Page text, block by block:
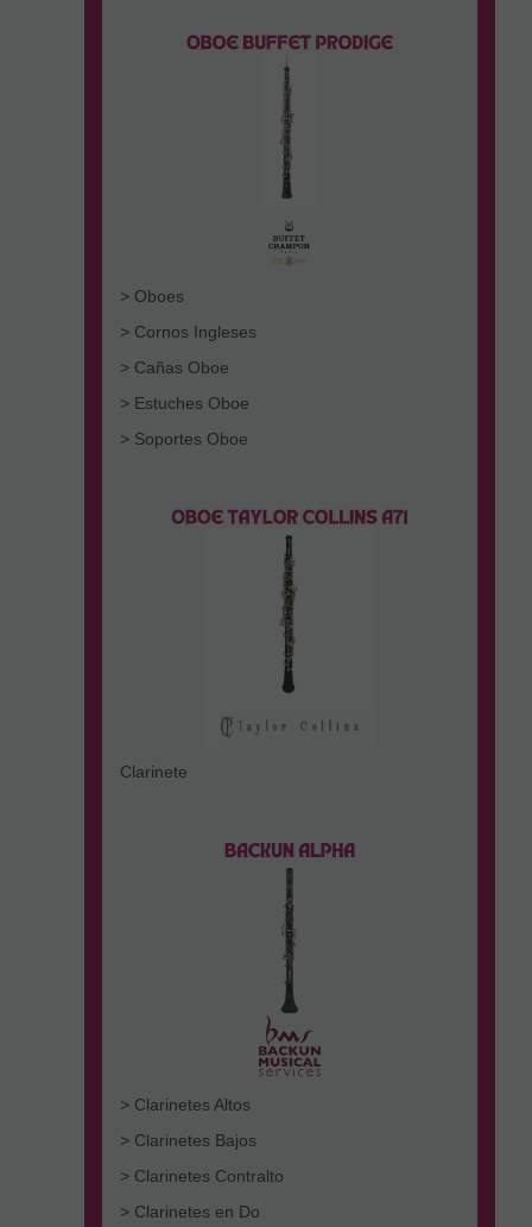
> Oboes
> Cornos Ingleses
> Cañas Oboe
> Estuches Oboe
> Soportes Oboe
Clarinete
> Clarinetes Altos
> Clarinetes Bajos
> Clarinetes Contralto
> Clarinetes en Do